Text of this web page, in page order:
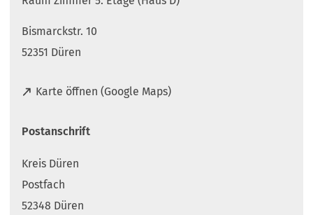
Bismarckstr. 10
52351 Düren
Karte öffnen (Google Maps)
(
f
e
t
i
Postanschrift
Kreis Düren
Postfach
52348 Düren